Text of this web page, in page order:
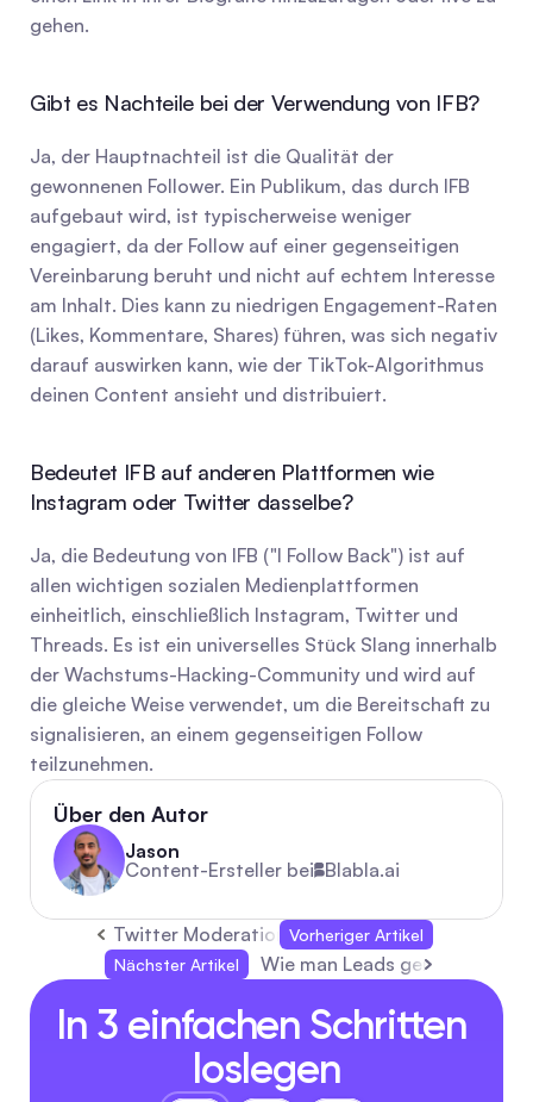
gehen.
Gibt es Nachteile bei der Verwendung von IFB?
Ja, der Hauptnachteil ist die Qualität der
gewonnenen Follower. Ein Publikum, das durch IFB
aufgebaut wird, ist typischerweise weniger
engagiert, da der Follow auf einer gegenseitigen
Vereinbarung beruht und nicht auf echtem Interesse
am Inhalt. Dies kann zu niedrigen Engagement-Raten
(Likes, Kommentare, Shares) führen, was sich negativ
darauf auswirken kann, wie der TikTok-Algorithmus
deinen Content ansieht und distribuiert.
Bedeutet IFB auf anderen Plattformen wie
Instagram oder Twitter dasselbe?
Ja, die Bedeutung von IFB ("I Follow Back") ist auf
allen wichtigen sozialen Medienplattformen
einheitlich, einschließlich Instagram, Twitter und
Threads. Es ist ein universelles Stück Slang innerhalb
der Wachstums-Hacking-Community und wird auf
die gleiche Weise verwendet, um die Bereitschaft zu
signalisieren, an einem gegenseitigen Follow
teilzunehmen.
Über den Autor
Jason
Content-Ersteller bei Blabla.ai
Twitter Moderation: Wichtige Fragen,
Vorheriger Artikel
Nächster Artikel
Wie man Leads generiert:
In 3 einfachen Schritten
loslegen